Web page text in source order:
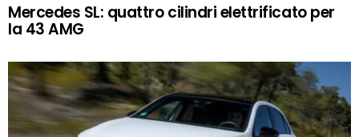
Mercedes SL: quattro cilindri elettrificato per
la 43 AMG